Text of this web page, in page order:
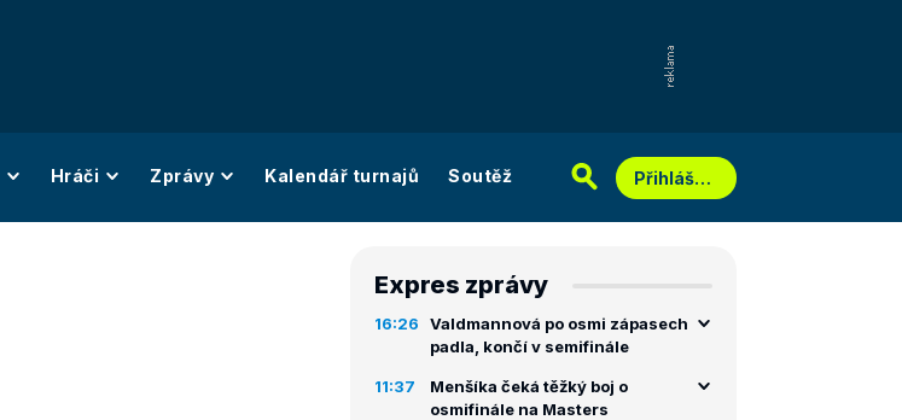
Hráči Zprávy Kalendář turnajů Soutěž Přihlášení
Expres zprávy
16:26
Valdmannová po osmi zápasech
padla, končí v semifinále
11:37
Menšíka čeká těžký boj o
osmifinále na Masters